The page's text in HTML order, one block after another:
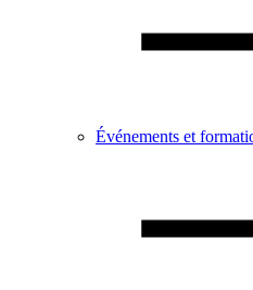
Événements et